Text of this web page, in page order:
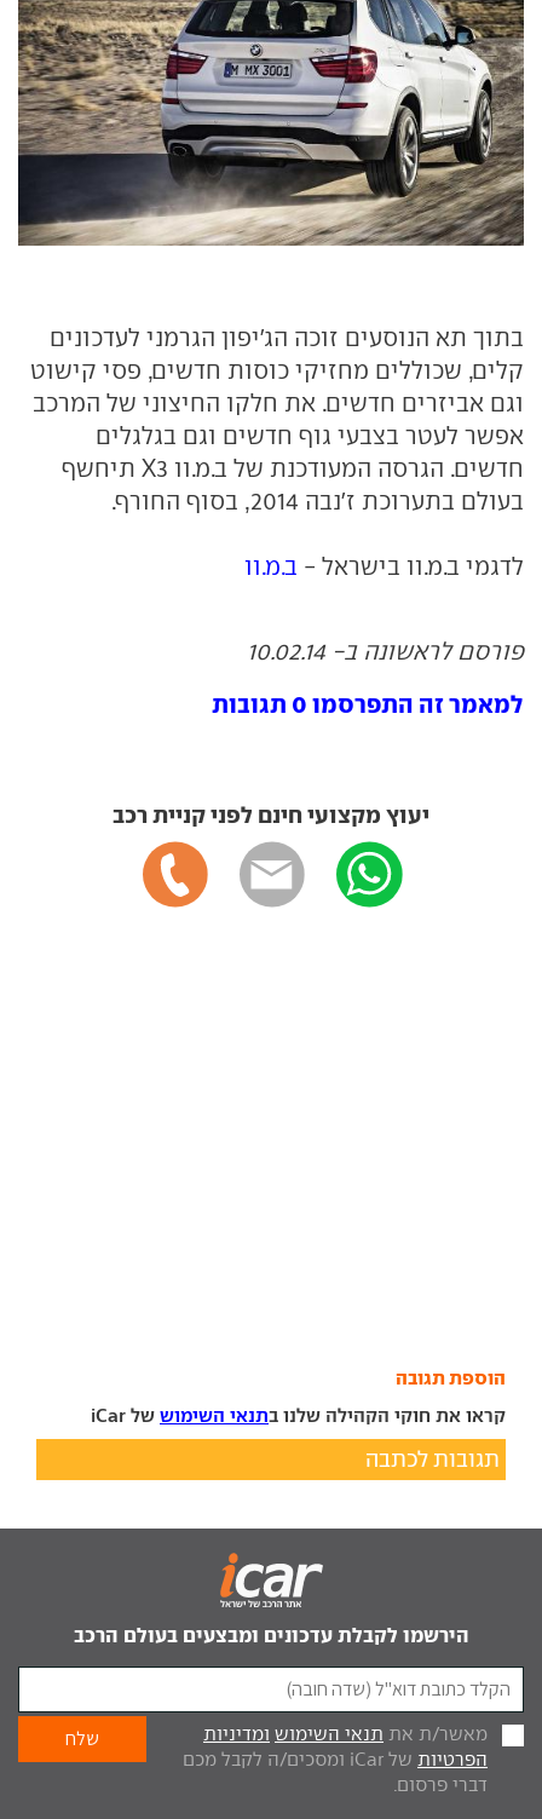
בתוך תא הנוסעים זוכה הג'יפון הגרמני לעדכונים
קלים, שכוללים מחזיקי כוסות חדשים, פסי קישוט
וגם אביזרים חדשים. את חלקו החיצוני של המרכב
אפשר לעטר בצבעי גוף חדשים וגם בגלגלים
חדשים. הגרסה המעודכנת של ב.מ.וו X3 תיחשף
בעולם בתערוכת ז'נבה 2014, בסוף החורף.
לדגמי ב.מ.וו בישראל - ב.מ.וו
פורסם לראשונה ב- 10.02.14
למאמר זה התפרסמו 0 תגובות
יעוץ מקצועי חינם לפני קניית רכב
הוספת תגובה
קראו את חוקי הקהילה שלנו בתנאי השימוש של iCar
תגובות לכתבה
הירשמו לקבלת עדכונים ומבצעים בעולם הרכב
מאשר/ת את תנאי השימוש ומדיניות
הפרטיות
של iCar ומסכים/ה לקבל מכם
דברי פרסום.